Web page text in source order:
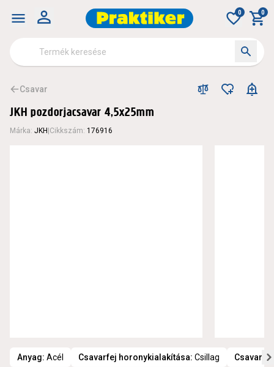
0 0
Csavar
JKH pozdorjacsavar 4,5x25mm
Márka: JKH Cikkszám: 176916
Anyag: Acél Csavarfej horonykialakítása: Csillag